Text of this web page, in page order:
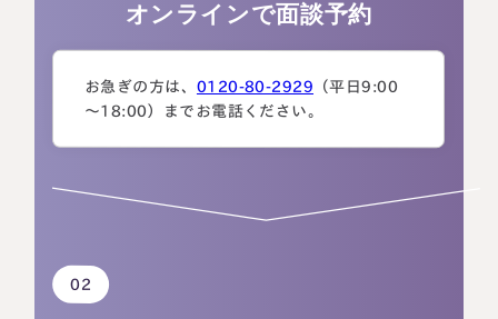
オンラインで面談予約
お急ぎの方は、0120-80-2929 （平日9:00
～18:00）までお電話ください。
02